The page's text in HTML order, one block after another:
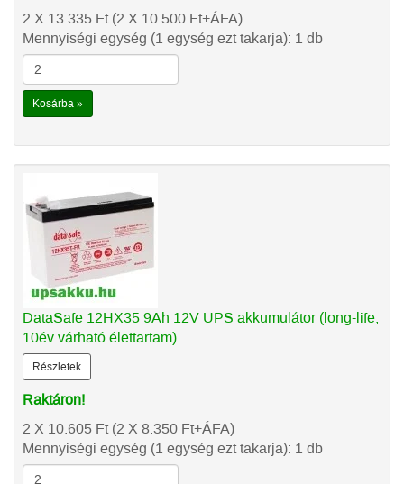
2 X 13.335 Ft(2 X 10.500 Ft+ÁFA)
Mennyiségi egység (1 egység ezt takarja): 1 db
Kosárba »
DataSafe 12HX35 9Ah 12V UPS akkumulátor (long-life,
10év várható élettartam)
Részletek
Raktáron!
2 X 10.605 Ft(2 X 8.350 Ft+ÁFA)
Mennyiségi egység (1 egység ezt takarja): 1 db